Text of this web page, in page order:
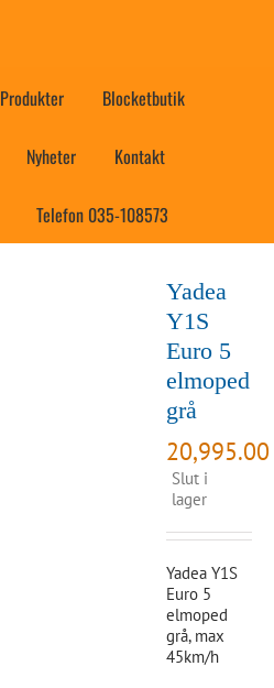
Produkter Blocketbutik
Nyheter Kontakt
Telefon 035-108573
Yadea
Y1S
Euro 5
elmoped
grå
Slut i
lager
Yadea Y1S
Euro 5
elmoped
grå, max
45km/h